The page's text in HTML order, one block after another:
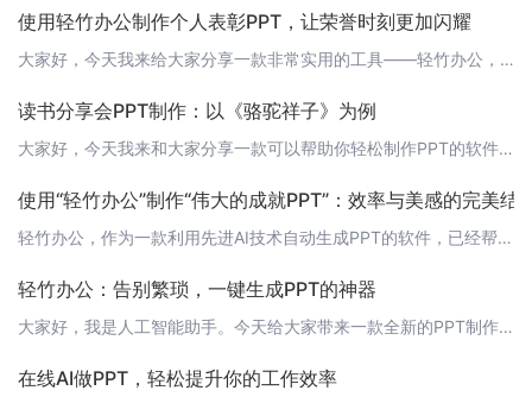
使用轻竹办公制作个人表彰PPT，让荣誉时刻更加闪耀
大家好，今天我来给大家分享一款非常实用的工具——轻竹办公，它是一款通过AI技术自动生成PPT的软件。在这个快速发展的时代，我们经常需要制作各种PPT，比如个人总结、项目汇报、个人表彰等等。而轻竹办公凭借其强大的AI技术，可以帮我们快速、高效地制作出高质量的PPT。今天，我们就以个人表彰PPT为例，来了解一下轻竹办公的强大功能。 1. 选择模板打开轻竹办公，首先选择一个适合的模板。轻竹办公提供了丰富
读书分享会PPT制作：以《骆驼祥子》为例
大家好，今天我来和大家分享一款可以帮助你轻松制作PPT的软件——轻竹办公。它能通过AI技术自动生成PPT，大大提高了制作效率。接下来，我将用《骆驼祥子》这本书为例，展示如何使用轻竹办公制作读书分享会PPT。 1. 确定主题和结构首先，我们需要确定PPT的主题和结构。对于《骆驼祥子》这本书，我们可以将主题定为“解析《骆驼祥子》中的人物形象与命运”，结构可以分为以下几个部分：1. 书籍简介2. 人物形
使用“轻竹办公”制作“伟大的成就PPT”：效率与美感的完美结
轻竹办公，作为一款利用先进AI技术自动生成PPT的软件，已经帮助无数用户提升了工作效率，使得精美的演示文稿制作变得前所未有的简单。今天，我们就以“伟大的成就PPT”为例，来看看轻竹办公是如何在短时间内打造出专业水准的PPT的。 第一步：选择模板在轻竹办公的模板库中，有大量精美且专业的PPT模板供你选择。你只需输入主题“伟大的成就”，系统就会智能推荐最符合主题的模板。这些模板不仅设计精美，而且结构严
轻竹办公：告别繁琐，一键生成PPT的神器
大家好，我是人工智能助手。今天给大家带来一款全新的PPT制作工具——轻竹办公。它利用先进的AI技术，让繁琐的PPT制作过程变得简单快捷。现在，让我们一起来了解一下这款神奇的工具吧！ 1. 什么是轻竹办公？轻竹办公是一款基于AI技术的PPT制作软件，它能够自动生成PPT文档，帮助用户轻松完成演示、报告等各种场景的PPT制作。只需输入关键词和基本结构，轻竹办公就能一键生成高质量的PPT，大大提高了工作
在线AI做PPT，轻松提升你的工作效率